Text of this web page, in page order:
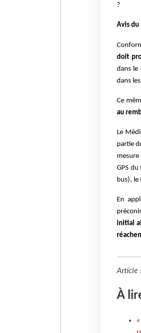
?
Avis
doit
dans le
dans
Ce
au
Le
partie
GPS
bus), le
En
initial
Article
À